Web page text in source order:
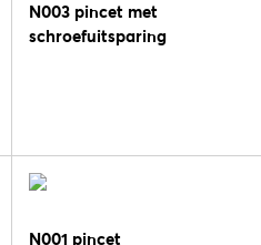
N003 pincet met
schroefuitsparing
N001 pincet